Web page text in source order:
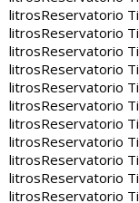
litrosReservatorio
litrosReservatorio
litrosReservatorio
litrosReservatorio
litrosReservatorio
litrosReservatorio
litrosReservatorio
litrosReservatorio
litrosReservatorio
litrosReservatorio
litrosReservatorio